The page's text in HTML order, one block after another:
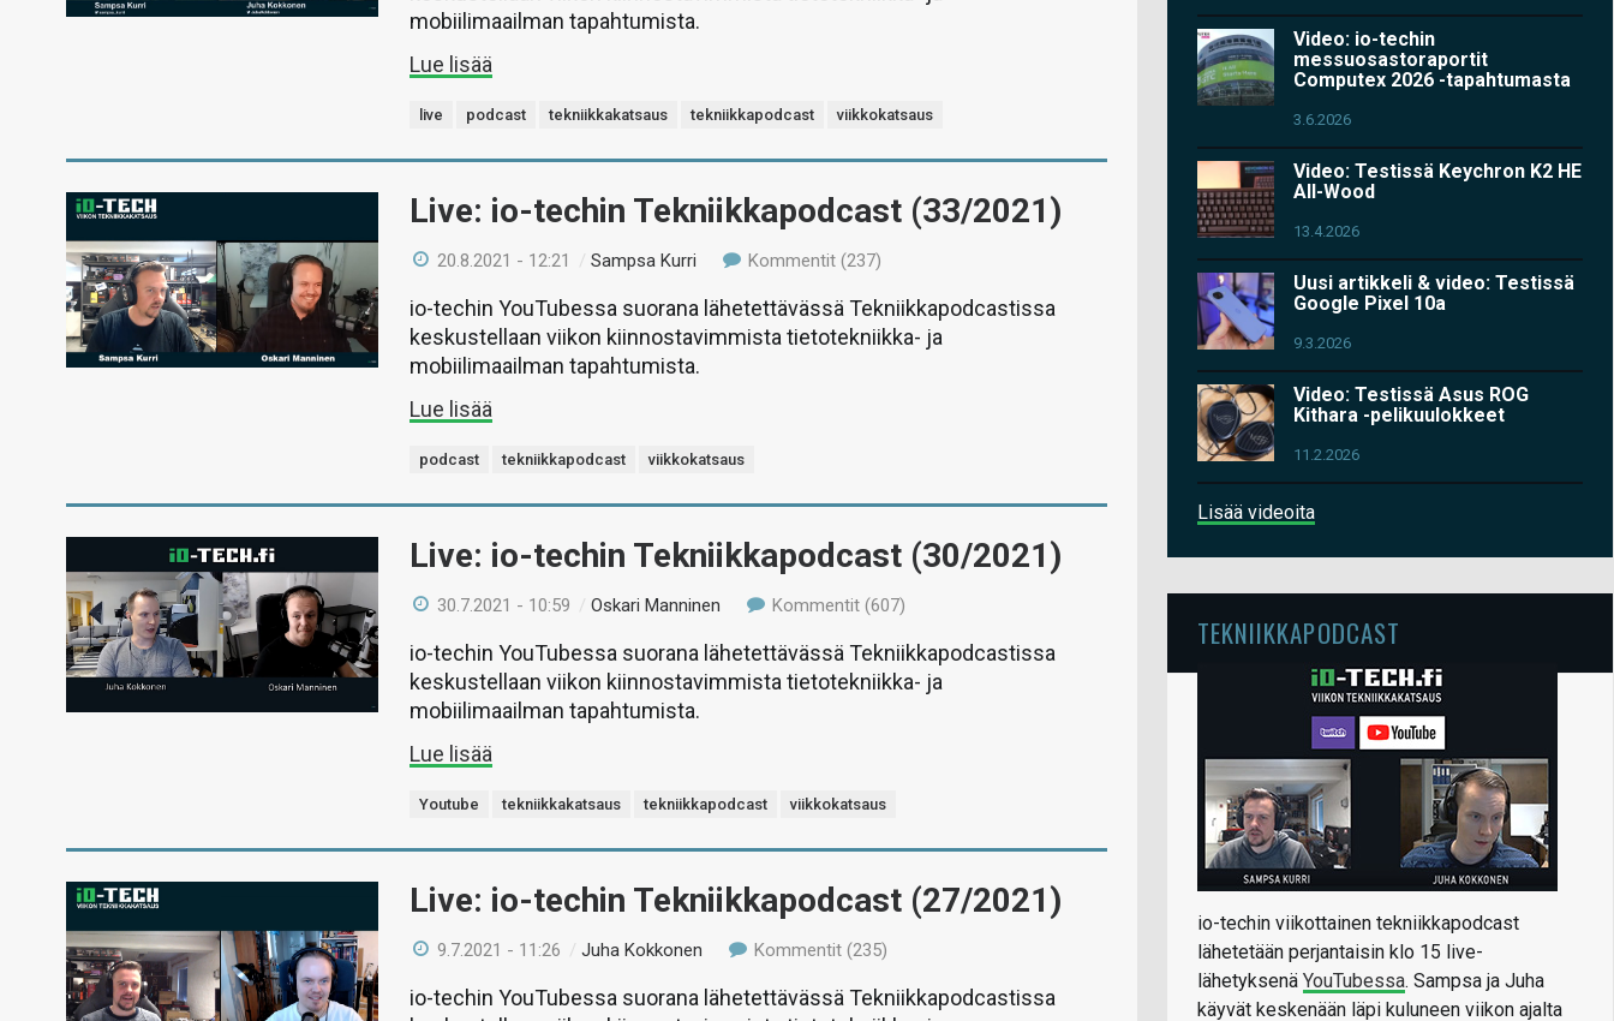
mobiilimaailman tapahtumista.
Lue lisää
live podcast tekniikkakatsaus tekniikkapodcast viikkokatsaus
Live: io-techin Tekniikkapodcast (33/2021)
20.8.2021 - 12:21 /Sampsa Kurri Kommentit (237)
io-techin YouTubessa suorana lähetettävässä Tekniikkapodcastissa
keskustellaan viikon kiinnostavimmista tietotekniikka- ja
mobiilimaailman tapahtumista.
Lue lisää
podcast tekniikkapodcast viikkokatsaus
Live: io-techin Tekniikkapodcast (30/2021)
30.7.2021 - 10:59 /Oskari Manninen Kommentit (607)
io-techin YouTubessa suorana lähetettävässä Tekniikkapodcastissa
keskustellaan viikon kiinnostavimmista tietotekniikka- ja
mobiilimaailman tapahtumista.
Lue lisää
Youtube tekniikkakatsaus tekniikkapodcast viikkokatsaus
Live: io-techin Tekniikkapodcast (27/2021)
9.7.2021 - 11:26 /Juha Kokkonen Kommentit (235)
io-techin YouTubessa suorana lähetettävässä Tekniikkapodcastissa
Video: io-techin
messuosastoraportit
Computex 2026 -tapahtumasta
3.6.2026
Video: Testissä Keychron K2 HE
All-Wood
13.4.2026
Uusi artikkeli & video: Testissä
Google Pixel 10a
9.3.2026
Video: Testissä Asus ROG
Kithara -pelikuulokkeet
11.2.2026
Lisää videoita
TEKNIIKKAPODCAST
io-techin viikottainen tekniikkapodcast
lähetetään perjantaisin klo 15 live-
lähetyksenä YouTubessa. Sampsa ja Juha
käyvät keskenään läpi kuluneen viikon ajalta